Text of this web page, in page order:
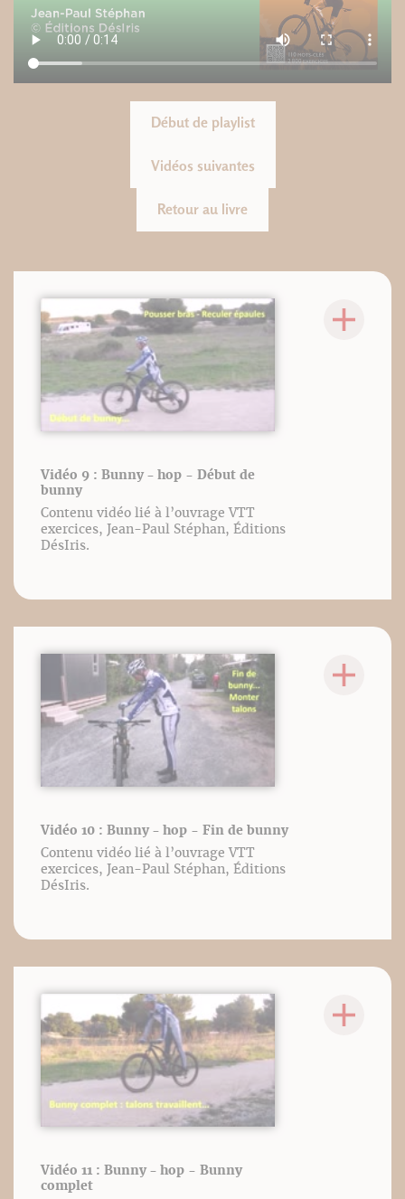
Début de playlist
Vidéos suivantes
Retour au livre
Vidéo 9 : Bunny - hop - Début de
bunny
Contenu vidéo lié à l’ouvrage VTT
exercices, Jean-Paul Stéphan, Éditions
DésIris.
Vidéo 10 : Bunny - hop - Fin de bunny
Contenu vidéo lié à l’ouvrage VTT
exercices, Jean-Paul Stéphan, Éditions
DésIris.
Vidéo 11 : Bunny - hop - Bunny
complet